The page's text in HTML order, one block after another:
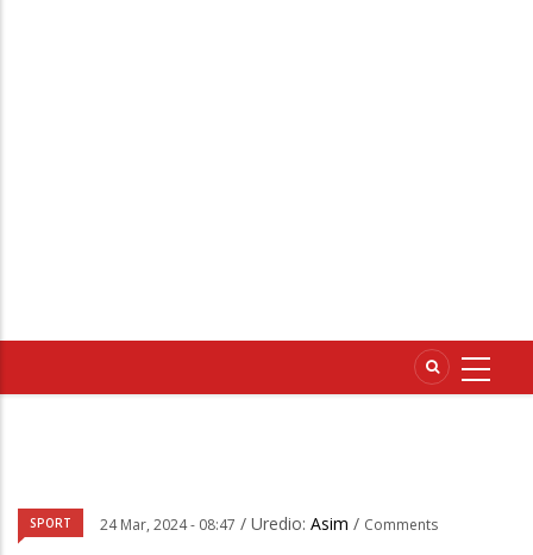
SPORT 24 Mar, 2024 - 08:47 / Uredio: Asim / Comments